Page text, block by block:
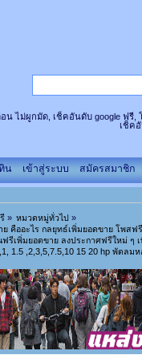
อน ไม่ผูกมัด, เช็คอันดับ google ฟรี,
เช็ค
น เข้าสู่ระบบ สมัครสมาชิก
» หมวดหมู่ทั่วไป »
ย คืออะไร กลยุทธ์เพิ่มยอดขาย โพ
รีเพิ่มยอดขาย ลงประกาศฟรีใหม่ ๆ
1.5 ,2,3,5,7.5,10 15 20 hp พัดลมห